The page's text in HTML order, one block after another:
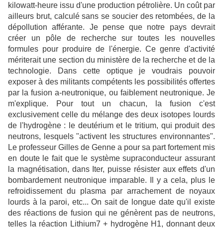
kilowatt-heure issu d'une production pétrolière. Un coût par
ailleurs brut, calculé sans se soucier des retombées, de la
dépollution afférante. Je pense que notre pays devrait
créer un pôle de recherche sur toutes les nouvelles
formules pour produire de l'énergie. Ce genre d'activité
mériterait une section du ministère de la recherche et de la
technologie. Dans cette optique je voudrais pouvoir
exposer à des militants compétents les possibilités offertes
par la fusion a-neutronique, ou faiblement neutronique. Je
m'explique. Pour tout un chacun, la fusion c'est
exclusivement celle du mélange des deux isotopes lourds
de l'hydrogène : le deutérium et le tritium, qui produit des
neutrons, lesquels "activent les structures environnantes".
Le professeur Gilles de Genne a pour sa part fortement mis
en doute le fait que le système supraconducteur assurant
la magnétisation, dans Iter, puisse résister aux effets d'un
bombardement neutronique imparable. Il y a cela, plus le
refroidissement du plasma par arrachement de noyaux
lourds à la paroi, etc... On sait de longue date qu'il existe
des réactions de fusion qui ne génèrent pas de neutrons,
telles la réaction Lithium7 + hydrogène H1, donnant deux